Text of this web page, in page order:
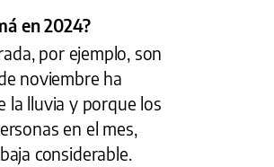
en 2024?
por ejemplo, son
noviembre ha
la lluvia y porque los
en el mes,
considerable.